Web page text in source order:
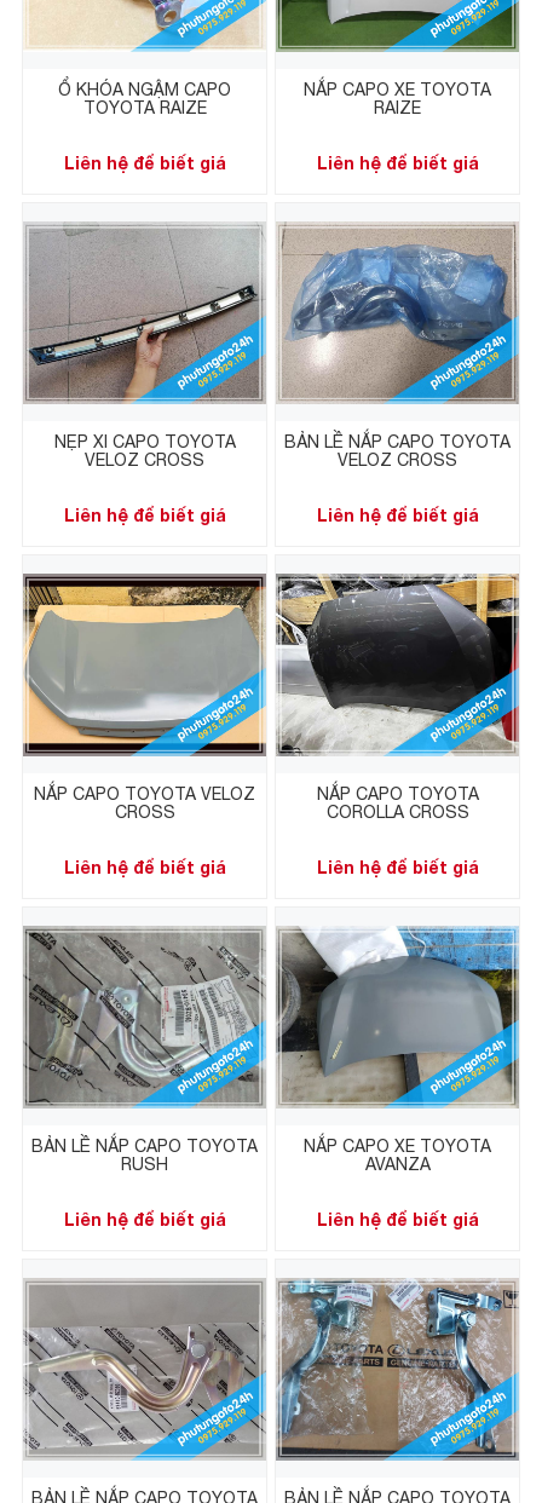
Ổ KHÓA NGẬM CAPO
TOYOTA RAIZE
Liên hệ để biết giá
NẮP CAPO XE TOYOTA
RAIZE
Liên hệ để biết giá
NẸP XI CAPO TOYOTA
VELOZ CROSS
Liên hệ để biết giá
BẢN LỀ NẮP CAPO TOYOTA
VELOZ CROSS
Liên hệ để biết giá
NẮP CAPO TOYOTA VELOZ
CROSS
Liên hệ để biết giá
NẮP CAPO TOYOTA
COROLLA CROSS
Liên hệ để biết giá
BẢN LỀ NẮP CAPO TOYOTA
RUSH
Liên hệ để biết giá
NẮP CAPO XE TOYOTA
AVANZA
Liên hệ để biết giá
BẢN LỀ NẮP CAPO TOYOTA BẢN LỀ NẮP CAPO TOYOTA